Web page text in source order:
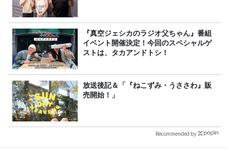
『真空ジェシカのラジオ父ちゃん』番組
イベント開催決定！今回のスペシャルゲ
ストは、タカアンドトシ！
放送後記＆「『ねこずみ・うささわ』販
売開始！」
Recommended by